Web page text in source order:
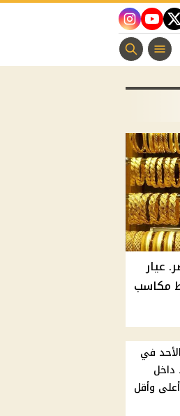
twitter
youtube
instagram
منوعات مسيحية
عيار
وسط مكاسب
في
داخل
وأقل